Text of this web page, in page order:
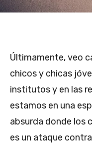
Últimamente, veo
chicos y chicas
institutos y en las
estamos en una
absurda donde los
es un ataque